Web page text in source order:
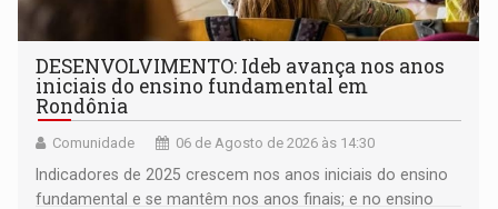
DESENVOLVIMENTO: Ideb avança nos anos
iniciais do ensino fundamental em
Rondônia
Comunidade 06 de Agosto de 2026 às 14:30
Indicadores de 2025 crescem nos anos iniciais do ensino
fundamental e se mantêm nos anos finais; e no ensino